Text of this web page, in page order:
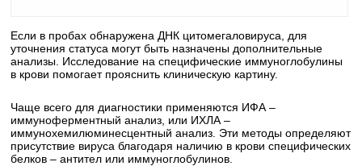
Если в пробах обнаружена ДНК цитомегаловируса, для
уточнения статуса могут быть назначены дополнительные
анализы. Исследование на специфические иммуноглобулины
в крови помогает прояснить клиническую картину.
Чаще всего для диагностики применяются ИФА –
иммуноферментный анализ, или ИХЛА –
иммунохемилюминесцентный анализ. Эти методы определяют
присутствие вируса благодаря наличию в крови специфических
белков – антител или иммуноглобулинов.